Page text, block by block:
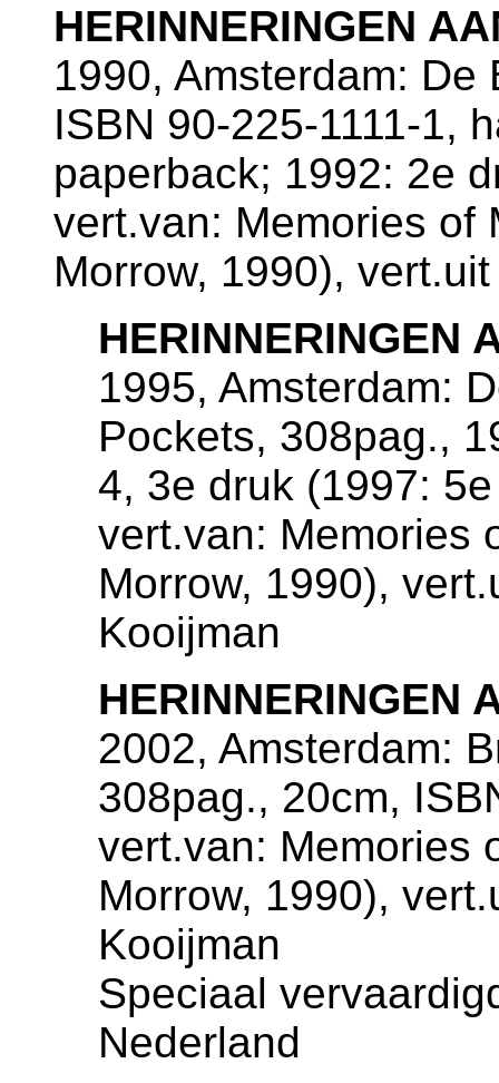
HERINNERINGEN
1990, Amsterdam:
ISBN 90-225-1111-1,
paperback; 1992: 2e
vert.van: Memories of
Morrow, 1990),
HERINNERINGEN
1995, Amsterdam:
Pockets, 308pag.,
4, 3e druk (1997:
vert.van: Memories
Morrow, 1990),
Kooijman
HERINNERINGEN
2002, Amsterdam:
308pag., 20cm,
vert.van: Memories
Morrow, 1990),
Kooijman
Speciaal
Nederland